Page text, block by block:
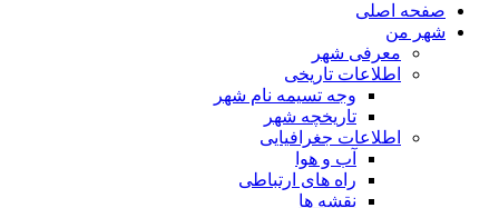
صفحه اصلی
شهر من
معرفی شهر
اطلاعات تاریخی
وجه تسیمه نام شهر
تاریخچه شهر
اطلاعات جغرافیایی
آب و هوا
راه های ارتباطی
نقشه ها